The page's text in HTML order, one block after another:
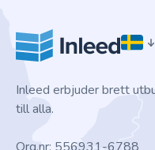
Inleed erbjuder brett
till alla.